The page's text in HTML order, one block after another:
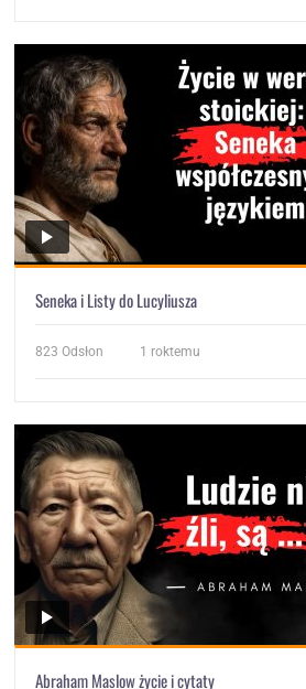
Seneka i Listy do Lucyliusza
823 Odsłon 1 roktemu
Abraham Maslow życie i cytaty